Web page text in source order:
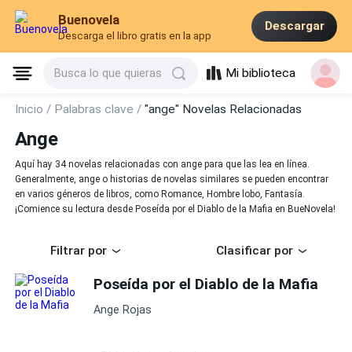
Buenovela
Descarga el libro gratis en la app
Descargar
Busca lo que quieras Mi biblioteca
Inicio / Palabras clave /"ange" Novelas Relacionadas
Ange
Aquí hay 34 novelas relacionadas con ange para que las lea en línea.
Generalmente, ange o historias de novelas similares se pueden encontrar
en varios géneros de libros, como Romance, Hombre lobo, Fantasía.
¡Comience su lectura desde Poseída por el Diablo de la Mafia en BueNovela!
Filtrar por Clasificar por
Poseída por el Diablo de la Mafia
Ange Rojas